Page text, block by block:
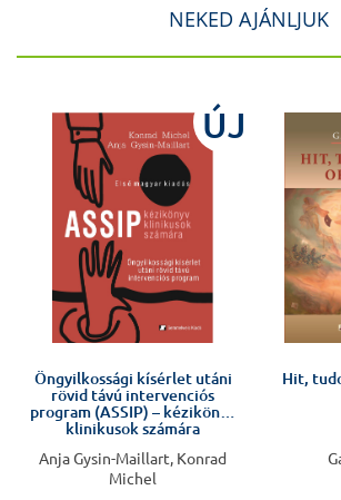
NEKED AJÁNLJUK
ÚJ
Öngyilkossági kísérlet utáni
rövid távú intervenciós
program (ASSIP) – kézikönyv
klinikusok számára
Anja Gysin-Maillart, Konrad
Michel
Hit,